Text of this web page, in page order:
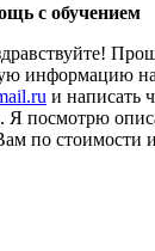
с обучением
информацию
и написать
Я посмотрю
по стоимости